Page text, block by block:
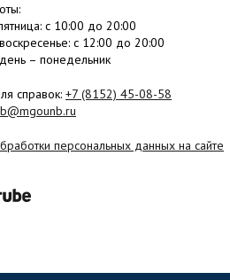
: с 10:00 до 20:00
оскресенье: c 12:00 до 20:00
– понедельник
справок: +7 (8152) 45-08-58
персональных данных на сайте